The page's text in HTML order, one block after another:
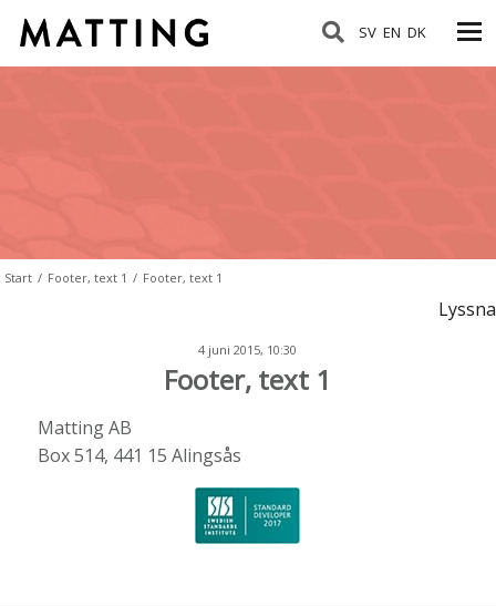
SV EN DK
Start / Footer, text 1 / Footer, text 1
Lyssna
4 juni 2015, 10:30
Footer, text 1
Matting AB
Box 514, 441 15 Alingsås